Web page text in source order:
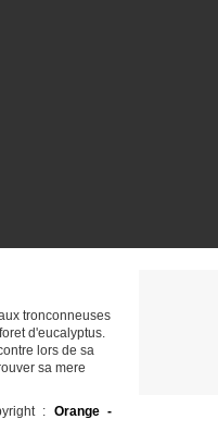
tronconneuses
d'eucalyptus.
lors de sa
sa mere
: Orange -